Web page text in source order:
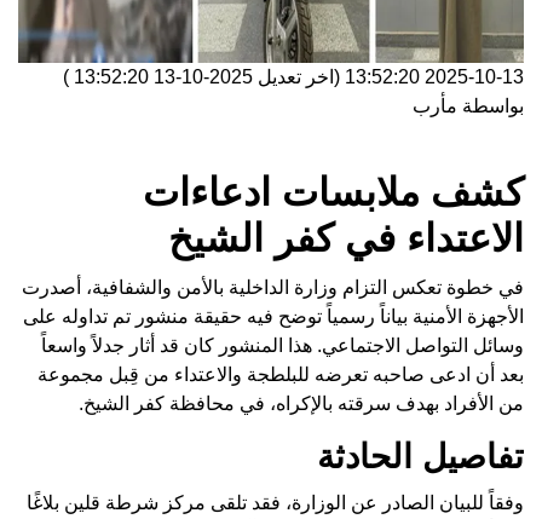
2025-10-13 13:52:20 (اخر تعديل 2025-10-13 13:52:20
)
بواسطة مأرب
كشف ملابسات ادعاءات
الاعتداء في كفر الشيخ
في خطوة تعكس التزام وزارة الداخلية بالأمن والشفافية، أصدرت
الأجهزة الأمنية بياناً رسمياً توضح فيه حقيقة منشور تم تداوله على
وسائل التواصل الاجتماعي. هذا المنشور كان قد أثار جدلاً واسعاً
بعد أن ادعى صاحبه تعرضه للبلطجة والاعتداء من قِبل مجموعة
من الأفراد بهدف سرقته بالإكراه، في محافظة كفر الشيخ.
تفاصيل الحادثة
وفقاً للبيان الصادر عن الوزارة، فقد تلقى مركز شرطة قلين بلاغًا